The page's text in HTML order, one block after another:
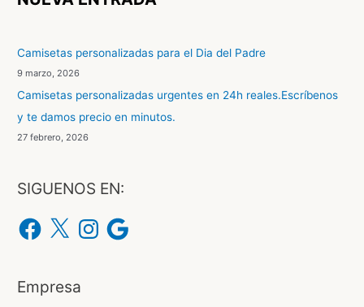
p
o
r
:
Camisetas personalizadas para el Dia del Padre
9 marzo, 2026
Camisetas personalizadas urgentes en 24h reales.Escríbenos
y te damos precio en minutos.
27 febrero, 2026
SIGUENOS EN:
F
a
c
o
k
X
n
s
r
a
G
o
o
Empresa